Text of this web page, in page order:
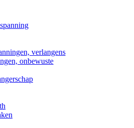
verlangens
onbewuste